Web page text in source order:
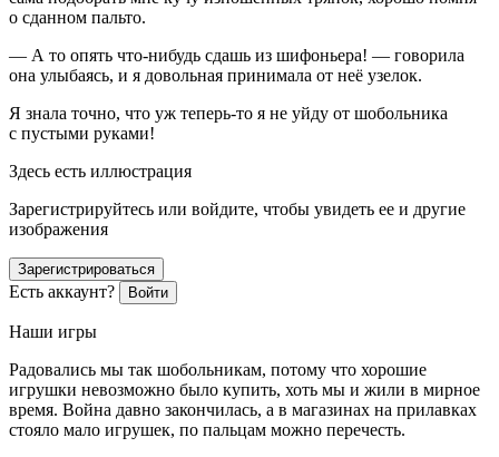
о сданном пальто.
— А то опять что-нибудь сдашь из шифоньера! — говорила
она улыбаясь, и я довольная принимала от неё узелок.
Я знала точно, что уж теперь-то я не уйду от шобольника
с пустыми руками!
Здесь есть иллюстрация
Зарегистрируйтесь или войдите, чтобы увидеть ее и другие
изображения
Зарегистрироваться
Есть аккаунт? Войти
Наши игры
Радовались мы так шобольникам, потому что хорошие
игрушки невозможно было купить, хоть мы и жили в мирное
время. Война давно закончилась, а в магазинах на прилавках
стояло мало игрушек, по пальцам можно перечесть.